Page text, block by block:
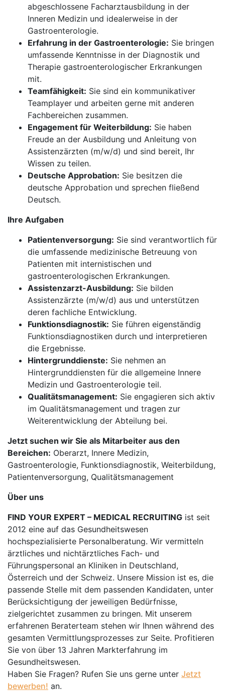
abgeschlossene Facharztausbildung in der
Inneren Medizin und idealerweise in der
Gastroenterologie.
Erfahrung in der Gastroenterologie: Sie bringen
umfassende Kenntnisse in der Diagnostik und
Therapie gastroenterologischer Erkrankungen
mit.
Teamfähigkeit: Sie sind ein kommunikativer
Teamplayer und arbeiten gerne mit anderen
Fachbereichen zusammen.
Engagement für Weiterbildung: Sie haben
Freude an der Ausbildung und Anleitung von
Assistenzärzten (m/w/d) und sind bereit, Ihr
Wissen zu teilen.
Deutsche Approbation: Sie besitzen die
deutsche Approbation und sprechen fließend
Deutsch.
Ihre Aufgaben
Patientenversorgung: Sie sind verantwortlich für
die umfassende medizinische Betreuung von
Patienten mit internistischen und
gastroenterologischen Erkrankungen.
Assistenzarzt-Ausbildung: Sie bilden
Assistenzärzte (m/w/d) aus und unterstützen
deren fachliche Entwicklung.
Funktionsdiagnostik: Sie führen eigenständig
Funktionsdiagnostiken durch und interpretieren
die Ergebnisse.
Hintergrunddienste: Sie nehmen an
Hintergrunddiensten für die allgemeine Innere
Medizin und Gastroenterologie teil.
Qualitätsmanagement: Sie engagieren sich aktiv
im Qualitätsmanagement und tragen zur
Weiterentwicklung der Abteilung bei.
Jetzt suchen wir Sie als Mitarbeiter aus den
Bereichen: Oberarzt, Innere Medizin,
Gastroenterologie, Funktionsdiagnostik, Weiterbildung,
Patientenversorgung, Qualitätsmanagement
Über uns
FIND YOUR EXPERT – MEDICAL RECRUITING ist seit
2012 eine auf das Gesundheitswesen
hochspezialisierte Personalberatung. Wir vermitteln
ärztliches und nichtärztliches Fach- und
Führungspersonal an Kliniken in Deutschland,
Österreich und der Schweiz. Unsere Mission ist es, die
passende Stelle mit dem passenden Kandidaten, unter
Berücksichtigung der jeweiligen Bedürfnisse,
zielgerichtet zusammen zu bringen. Mit unserem
erfahrenen Beraterteam stehen wir Ihnen während des
gesamten Vermittlungsprozesses zur Seite. Profitieren
Sie von über 13 Jahren Markterfahrung im
Gesundheitswesen.
Haben Sie Fragen? Rufen Sie uns gerne unter Jetzt
bewerben! an.